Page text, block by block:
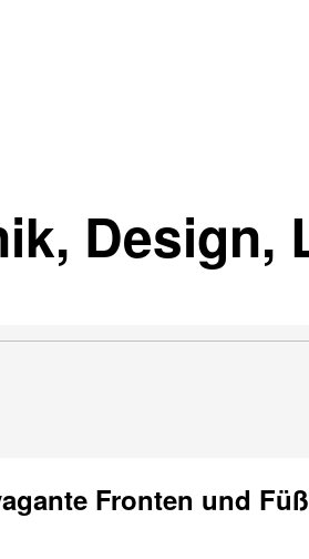
Design,
Fronten und